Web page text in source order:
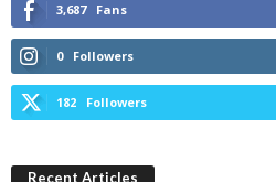
3,687 Fans
0 Followers
182 Followers
Recent Articles